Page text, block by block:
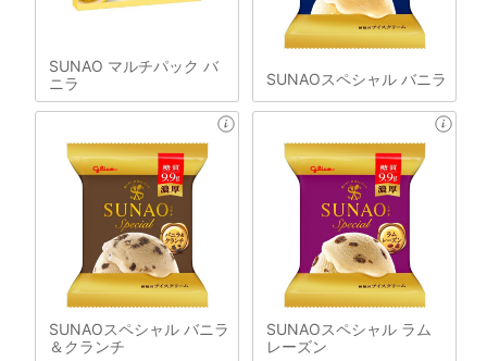
SUNAO マルチパック バ
ニラ
SUNAOスペシャル バニラ
SUNAOスペシャル バニラ
＆クランチ
SUNAOスペシャル ラム
レーズン